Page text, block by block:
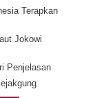
Terapkan
Jokowi
Penjelasan